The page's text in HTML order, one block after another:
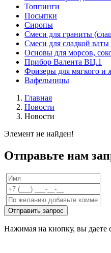
Топпинги
Посыпки
Сиропы
Смеси для граниты
Смеси для сладкой
Основы для морсов,
Прибор Валента ВЦ.1
Фризеры для мягкого и
Вафельницы
Главная
Новости
Новости
Элемент не найден!
Отправьте нам
Отправить запрос
Нажимая на кнопку, вы даете